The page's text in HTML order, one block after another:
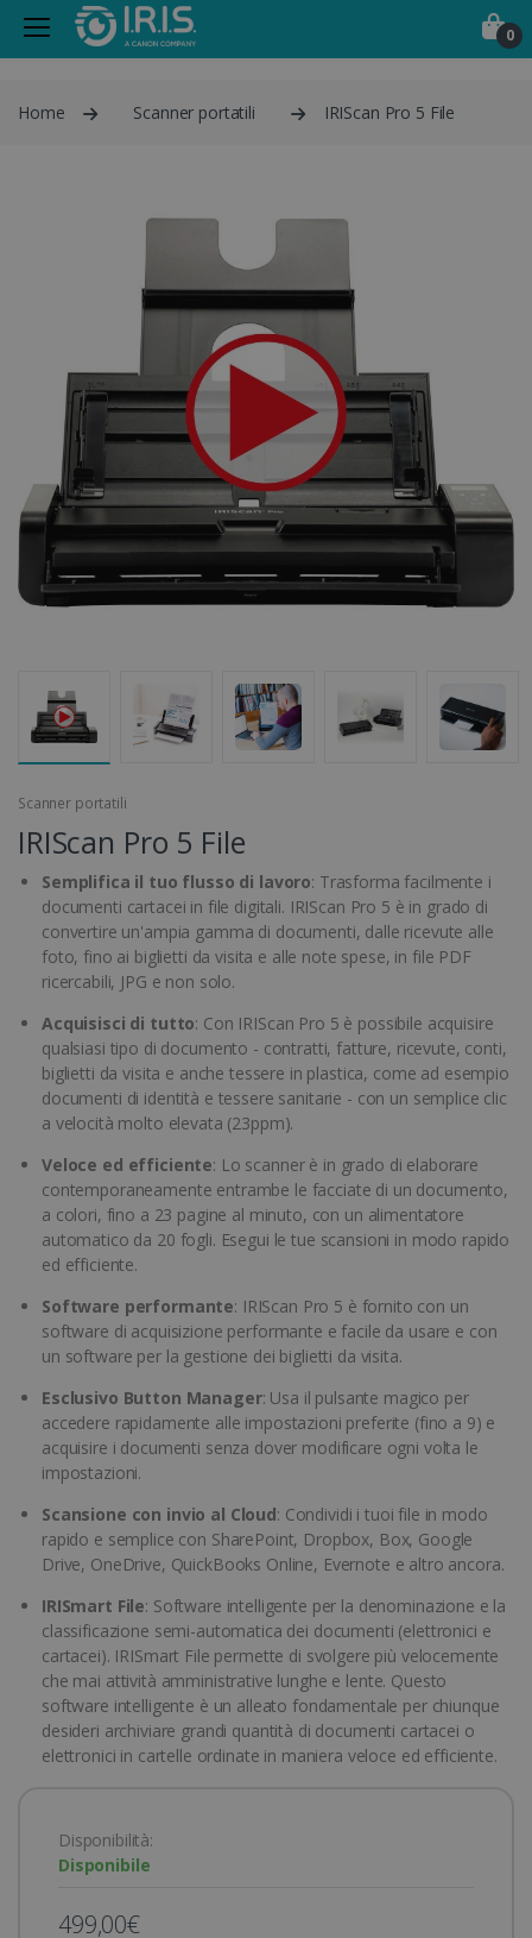
0
Home Scanner portatili IRIScan Pro 5 File
Scanner portatili
IRIScan Pro 5 File
Semplifica il tuo flusso di lavoro: Trasforma facilmente i
documenti cartacei in file digitali. IRIScan Pro 5 è in grado di
convertire un'ampia gamma di documenti, dalle ricevute alle
foto, fino ai biglietti da visita e alle note spese, in file PDF
ricercabili, JPG e non solo.
Acquisisci di tutto: Con IRIScan Pro 5 è possibile acquisire
qualsiasi tipo di documento - contratti, fatture, ricevute, conti,
biglietti da visita e anche tessere in plastica, come ad esempio
documenti di identità e tessere sanitarie - con un semplice clic
a velocità molto elevata (23ppm).
Veloce ed efficiente: Lo scanner è in grado di elaborare
contemporaneamente entrambe le facciate di un documento,
a colori, fino a 23 pagine al minuto, con un alimentatore
automatico da 20 fogli. Esegui le tue scansioni in modo rapido
ed efficiente.
Software performante: IRIScan Pro 5 è fornito con un
software di acquisizione performante e facile da usare e con
un software per la gestione dei biglietti da visita.
Esclusivo Button Manager: Usa il pulsante magico per
accedere rapidamente alle impostazioni preferite (fino a 9) e
acquisire i documenti senza dover modificare ogni volta le
impostazioni.
Scansione con invio al Cloud: Condividi i tuoi file in modo
rapido e semplice con SharePoint, Dropbox, Box, Google
Drive, OneDrive, QuickBooks Online, Evernote e altro ancora.
IRISmart File: Software intelligente per la denominazione e la
classificazione semi-automatica dei documenti (elettronici e
cartacei). IRISmart File permette di svolgere più velocemente
che mai attività amministrative lunghe e lente. Questo
software intelligente è un alleato fondamentale per chiunque
desideri archiviare grandi quantità di documenti cartacei o
elettronici in cartelle ordinate in maniera veloce ed efficiente.
Disponibilità:
Disponibile
499,00€